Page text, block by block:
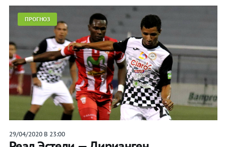
ПРОГНОЗ
29/04/2020 В 23:00